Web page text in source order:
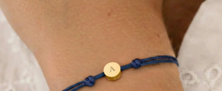
4,9 (sur la base de +15 000 avis)
Nos cadeaux sont appréciés. Les clients nous attribuent
une note de 4,9 sur Google Reviews (total de tous les
pays où nous sommes présents).